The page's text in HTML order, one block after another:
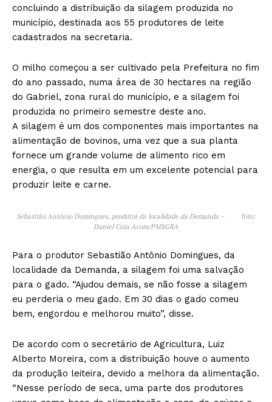
concluindo a distribuição da silagem produzida no
município, destinada aos 55 produtores de leite
cadastrados na secretaria.
O milho começou a ser cultivado pela Prefeitura no fim
do ano passado, numa área de 30 hectares na região
do Gabriel, zona rural do município, e a silagem foi
produzida no primeiro semestre deste ano.
A silagem é um dos componentes mais importantes na
alimentação de bovinos, uma vez que a sua planta
fornece um grande volume de alimento rico em
energia, o que resulta em um excelente potencial para
produzir leite e carne.
Sebastião Antônio Domingues, produtor da localidade da Demanda – foto:
Daniel Cota Acom/PMSGRA
Para o produtor Sebastião Antônio Domingues, da
localidade da Demanda, a silagem foi uma salvação
para o gado. “Ajudou demais, se não fosse a silagem
eu perderia o meu gado. Em 30 dias o gado comeu
bem, engordou e melhorou muito”, disse.
De acordo com o secretário de Agricultura, Luiz
Alberto Moreira, com a distribuição houve o aumento
da produção leiteira, devido a melhora da alimentação.
“Nesse período de seca, uma parte dos produtores